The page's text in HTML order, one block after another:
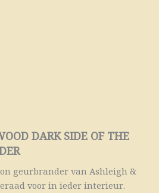
DARK SIDE OF THE
geurbrander van Ashleigh &
voor in ieder interieur.